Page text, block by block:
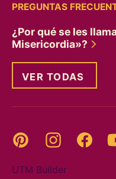
PREGUNTAS
¿Por qué se les
Misericordia»?
VER TODAS
Pinterest Instagram
UTM Builder